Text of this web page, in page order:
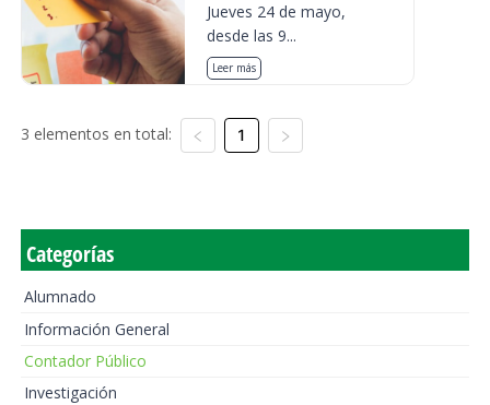
Jueves 24 de mayo,
desde las 9...
Leer más
3 elementos en total: 1
Categorías
Alumnado
Información General
Contador Público
Investigación